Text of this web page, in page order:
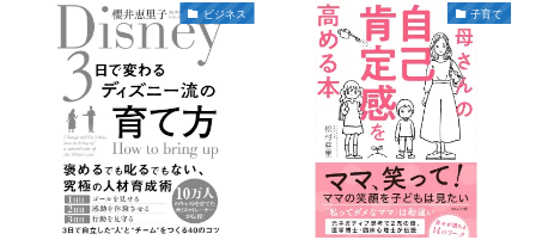
ビジネス 子育て